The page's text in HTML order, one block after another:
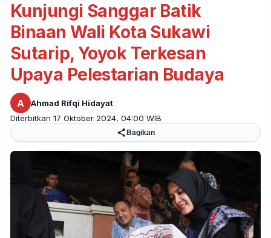
Kunjungi Sanggar Batik
Binaan Wali Kota Sukawi
Sutarip, Yoyok Terkesan
Upaya Pelestarian Budaya
A
Ahmad Rifqi Hidayat
Diterbitkan 17 Oktober 2024, 04:00 WIB
Bagikan